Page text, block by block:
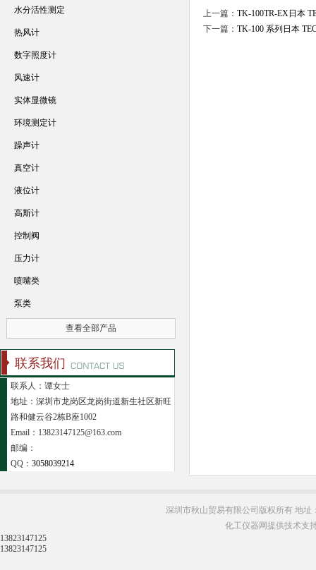
上一篇： TK-100TR-EX日本
下一篇： TK-100 系列日本
水分活性测定
热风计
数字照度计
风速计
实体显微镜
环境测定计
躁声计
真空计
液位计
高斯计
控制阀
压力计
喷嘴类
泵类
查看全部产品
联系我们
联系人：谭女士
地址：深圳市龙岗区龙岗街道新生社区新旺
路和健云谷2栋B座1002
Email：13823147125@163.com
邮编：
QQ： 3058039214
深圳市秋山贸易有限公司版权所有 地址
化工仪器网提供技术支
13823147125
13823147125